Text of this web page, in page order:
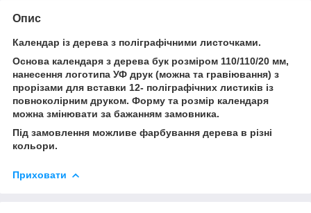
Опис
Календар із дерева з поліграфічними листочками.
Основа календаря з дерева бук розміром 110/110/20 мм,
нанесення логотипа УФ друк (можна та гравіювання) з
прорізами для вставки 12- поліграфічних листиків із
повноколірним друком. Форму та розмір календаря
можна змінювати за бажанням замовника.
Під замовлення можливе фарбування дерева в різні
кольори.
Приховати